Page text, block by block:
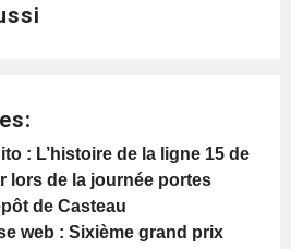
: L’histoire de la ligne 15 de
lors de la journée portes
de Casteau
web : Sixième grand prix